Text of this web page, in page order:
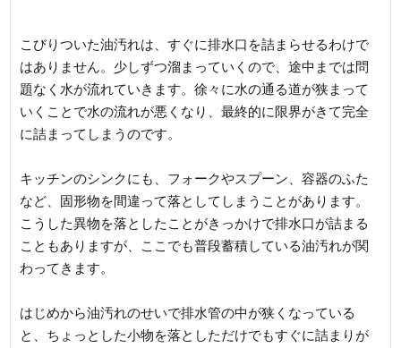
こびりついた油汚れは、すぐに排水口を詰まらせるわけで
はありません。少しずつ溜まっていくので、途中までは問
題なく水が流れていきます。徐々に水の通る道が狭まって
いくことで水の流れが悪くなり、最終的に限界がきて完全
に詰まってしまうのです。
キッチンのシンクにも、フォークやスプーン、容器のふた
など、固形物を間違って落としてしまうことがあります。
こうした異物を落としたことがきっかけで排水口が詰まる
こともありますが、ここでも普段蓄積している油汚れが関
わってきます。
はじめから油汚れのせいで排水管の中が狭くなっている
と、ちょっとした小物を落としただけでもすぐに詰まりが